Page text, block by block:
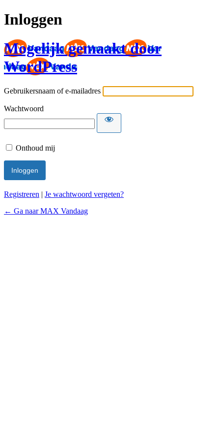
Inloggen
Mogelijk gemaakt door
WordPress
Gebruikersnaam of e-mailadres
Wachtwoord
Onthoud mij
Registreren | Je wachtwoord vergeten?
← Ga naar MAX Vandaag